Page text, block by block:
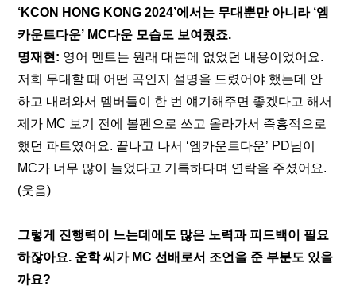
‘KCON HONG KONG 2024’에서는 무대뿐만 아니라 ‘엠
카운트다운’ MC다운 모습도 보여줬죠.
명재현: 영어 멘트는 원래 대본에 없었던 내용이었어요.
저희 무대할 때 어떤 곡인지 설명을 드렸어야 했는데 안
하고 내려와서 멤버들이 한 번 얘기해주면 좋겠다고 해서
제가 MC 보기 전에 볼펜으로 쓰고 올라가서 즉흥적으로
했던 파트였어요. 끝나고 나서 ‘엠카운트다운’ PD님이
MC가 너무 많이 늘었다고 기특하다며 연락을 주셨어요.
(웃음)
그렇게 진행력이 느는데에도 많은 노력과 피드백이 필요
하잖아요. 운학 씨가 MC 선배로서 조언을 준 부분도 있을
까요?